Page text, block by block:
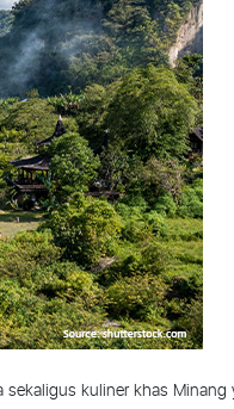
sekaligus kuliner khas Minang